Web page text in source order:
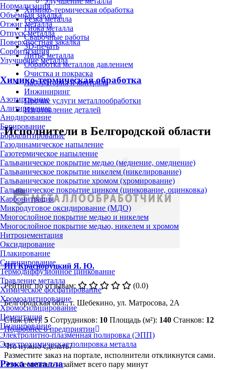
Нормализация
Объёмная закалка
Отжиг металла
Отпуск металла
Поверхностная закалка
Сорбитизация
Улучшение металла
Химико-термическая обработка
Азотирование
Алитирование
Анодирование
Борирование
Бороалитирование
Газодинамическое напыление
Газотермическое напыление
Гальваническое покрытие медью (меднение, омеднение)
Гальваническое покрытие никелем (никелирование)
Гальваническое покрытие хромом (хромирование)
Гальваническое покрытие цинком (цинкование, оцинковка)
Карбонитрация
Микродуговое оксидирование (МДО)
Многослойное покрытие медью и никелем
Многослойное покрытие медью, никелем и хромом
Нитроцементация
Оксидирование
Плакирование
Силицирование
Термодиффузионное цинкование
Травление металла
Химическое фосфатирование
Хромоалитирование
Хромосилицирование
Цементация
Цианирование
Электролитно-плазменная полировка (ЭПП)
Электрохимическая полировка металла
Резка металла
Химико-термическая обработка
Резка металла
Гибка металла
Сварочные работы
3D-печать
Литьё металла
Обработка металлов давлением
Очистка и покраска
Лаборатория и контроль
Инжиниринг
Прочие услуги металлообработки
Изготовление деталей
Исполнители в Белгородской области
ИП Красноруцкий Я. Ю.
Рейтинг по отзывам:
(0.0)
Белгородская обл., г. Шебекино, ул. Матросова, 2А
Стаж (лет): 5 Сотрудников: 10 Площадь (м²): 140 Станков: 12
Подробнее о предприятии
Что нужно сделать?
Разместите заказ на портале, исполнители откликнутся сами.
Это бесплатно и займет всего пару минут